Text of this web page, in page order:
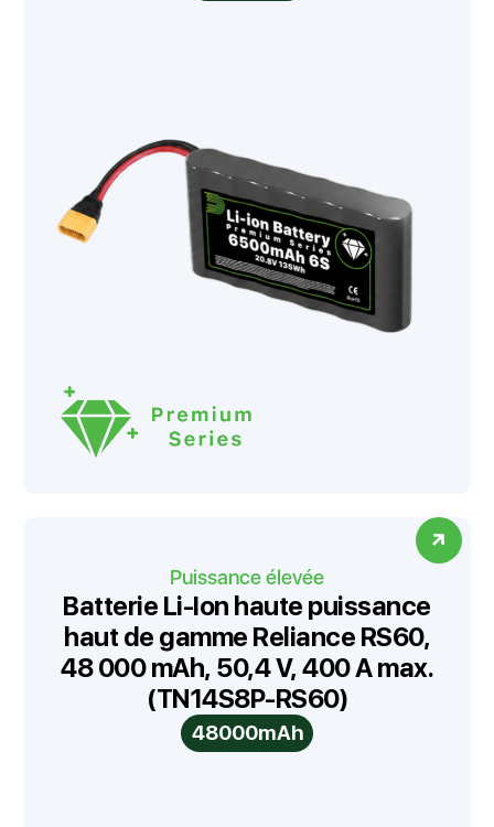
Puissance élevée
Batterie Li-Ion haute puissance
haut de gamme Reliance RS60,
48 000 mAh, 50,4 V, 400 A max.
(TN14S8P-RS60)
48000mAh